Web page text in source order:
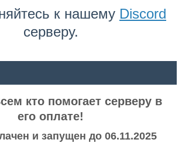
к нашему Discord
серверу.
кто помогает серверу в
его оплате!
и запущен до 06.11.2025